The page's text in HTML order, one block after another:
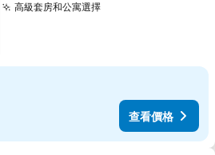
高級套房和公寓選擇查看價格
查看價格